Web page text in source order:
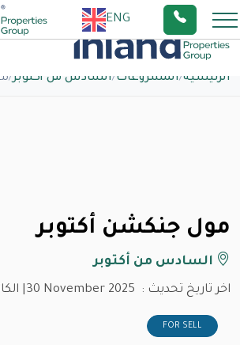
ENG
الرئيسية/المشروعات/السادس من أكتوبر/
مول جنكشن أكتوبر
السادس من أكتوبر
اخر تاريخ تحديث : 30 November 2025
|
FOR SELL